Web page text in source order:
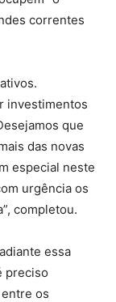
correntes
investimentos
que
das novas
especial neste
urgência os
completou.
essa
preciso
os